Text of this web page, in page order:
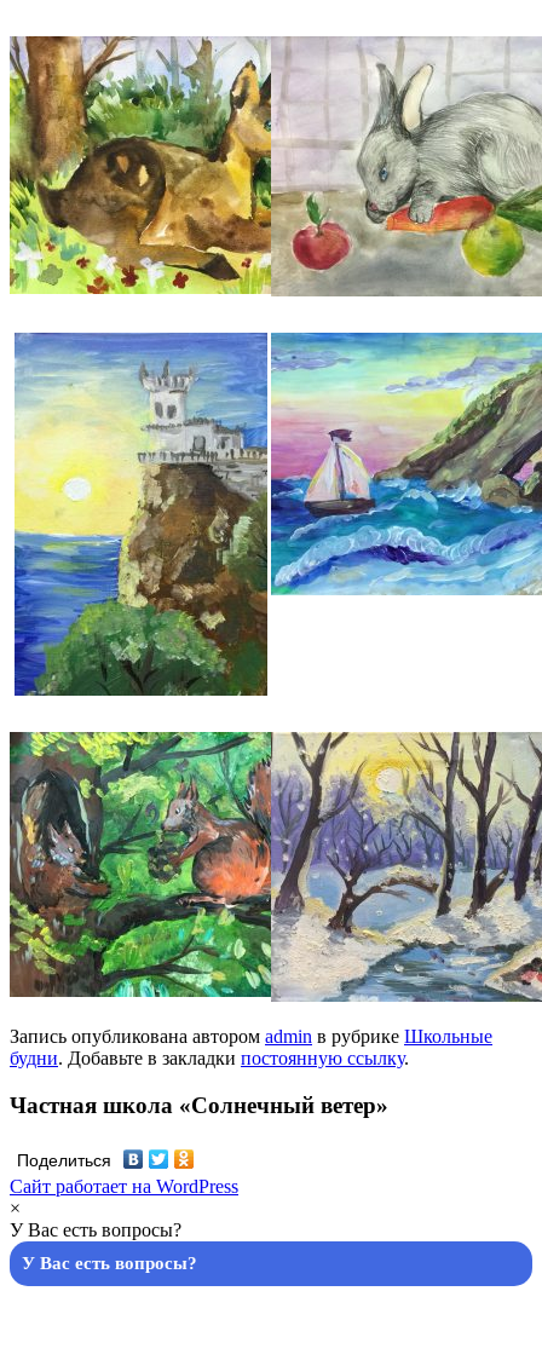
Запись опубликована автором admin в рубрике Школьные
будни. Добавьте в закладки постоянную ссылку.
Частная школа «Солнечный ветер»
Поделиться
Сайт работает на WordPress
×
У Вас есть вопросы?
У Вас есть вопросы?